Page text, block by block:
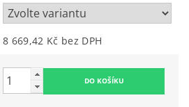
8 669,42 Kč bez DPH